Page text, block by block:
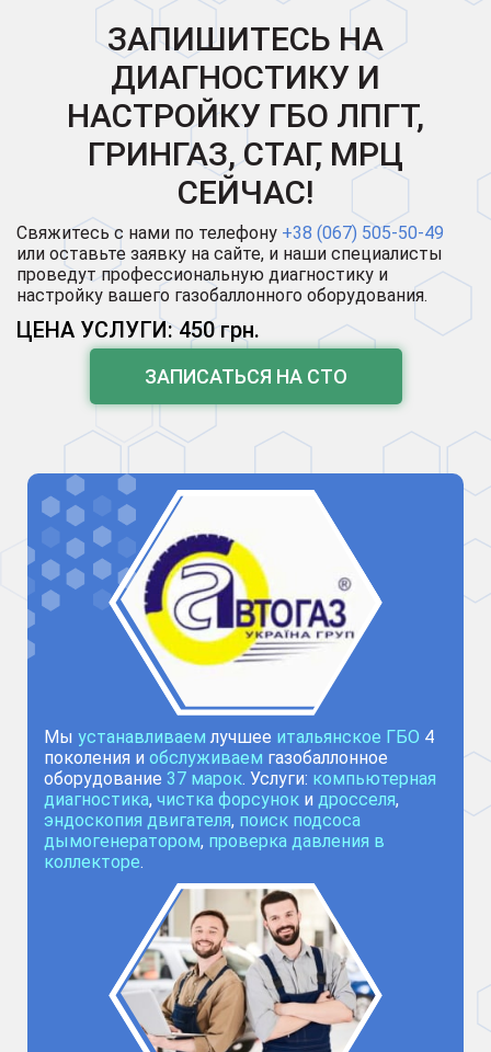
ЗАПИШИТЕСЬ НА
ДИАГНОСТИКУ И
НАСТРОЙКУ ГБО ЛПГТ,
ГРИНГАЗ, СТАГ, МРЦ
СЕЙЧАС!
Свяжитесь с нами по телефону +38 (067) 505-50-49
или оставьте заявку на сайте, и наши специалисты
проведут профессиональную диагностику и
настройку вашего газобаллонного оборудования.
ЦЕНА УСЛУГИ: 450 грн.
ЗАПИСАТЬСЯ НА СТО
Мы устанавливаем лучшее итальянское ГБО 4
поколения и обслуживаем газобаллонное
оборудование 37 марок. Услуги: компьютерная
диагностика, чистка форсунок и дросселя,
эндоскопия двигателя, поиск подсоса
дымогенератором, проверка давления в
коллекторе.